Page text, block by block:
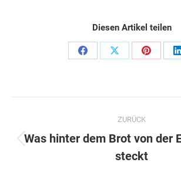
Diesen Artikel teilen
Share
Share
Share
ZURÜCK
Vorheriger
Beitrag:
Was hinter dem Brot von der
steckt